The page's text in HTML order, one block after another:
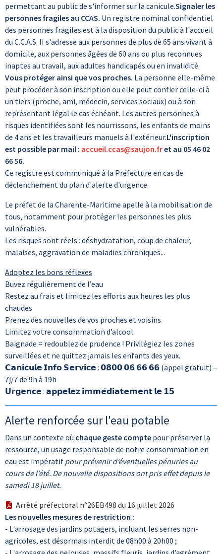
permettant au public de s'informer sur la canicule.Signaler les
personnes fragiles au CCAS. Un registre nominal confidentiel
des personnes fragiles est à la disposition du public à l'accueil
du C.C.A.S. II s'adresse aux personnes de plus de 65 ans vivant à
domicile, aux personnes âgées de 60 ans ou plus reconnues
inaptes au travail, aux adultes handicapés ou en invalidité.
Vous protéger ainsi que vos proches. La personne elle-même
peut procéder à son inscription ou elle peut confier celle-ci à
un tiers (proche, ami, médecin, services sociaux) ou à son
représentant légal le cas échéant. Les autres personnes à
risques identifiées sont les nourrissons, les enfants de moins
de 4 ans et les travailleurs manuels à l'extérieur.L'inscription
est possible par mail : accueil.ccas@saujon.fret au 05 46 02
66 56.
Ce registre est communiqué à la Préfecture en cas de
déclenchement du plan d'alerte d'urgence.
Le préfet de la Charente-Maritime apelle à la mobilisation de
tous, notamment pour protéger les personnes les plus
vulnérables.
Les risques sont réels : déshydratation, coup de chaleur,
malaises, aggravation de maladies chroniques...​​​​​​​
Adoptez les bons réflexes
Buvez régulièrement de l’eau
Restez au frais et limitez les efforts aux heures les plus
chaudes
Prenez des nouvelles de vos proches et voisins
Limitez votre consommation d’alcool
Baignade = redoublez de prudence ! Privilégiez les zones
surveillées et ne quittez jamais les enfants des yeux.
𝗖𝗮𝗻𝗶𝗰𝘂𝗹𝗲 𝗜𝗻𝗳𝗼 𝗦𝗲𝗿𝘃𝗶𝗰𝗲 : 𝟬𝟴𝟬𝟬 𝟬𝟲 𝟲𝟲 𝟲𝟲 (appel gratuit) –
7j/7 de 9h à 19h
𝗨𝗿𝗴𝗲𝗻𝗰𝗲 : 𝗮𝗽𝗽𝗲𝗹𝗲𝘇 𝗶𝗺𝗺𝗲́𝗱𝗶𝗮𝘁𝗲𝗺𝗲𝗻𝘁 𝗹𝗲 𝟭𝟱
Alerte renforcée sur l'eau potable
Dans un contexte où chaque geste compte pour préserver la
ressource, un usage responsable de notre consommation en
eau est impératif pourprévenird’éventuellespénuriesau
cours de l’été. De nouvelle dispositions ont pris effet depuis le
samedi 18 juillet.
Arrêté préfectoral n°26EB498 du 16 juillet 2026
Les nouvelles mesures de restriction :
- L'arrosage des jardins potagers, incluant les serres non-
agricoles, est désormais interdit de 08h00 à 20h00 ;